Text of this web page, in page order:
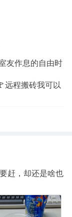
友作息的自由时
远程搬砖我可以
赶，却还是啥也